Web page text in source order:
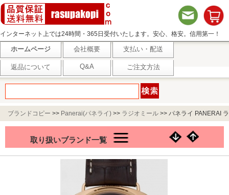
インターネット上では24時間・365日受付いたします。安心、格安。信用第一！
ホームページ 会社概要 支払い・配送
返品について Q&A ご注文方法
ブランドコピー >> Panerai(パネライ) >> ラジオミール >> パネライ PANERAI ラ
ジオミール 3DAYS オロロッソ zPAM00379 47mm 世界限定501本 ブラウン
取り扱いブランド一覧